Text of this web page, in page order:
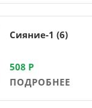
Сияние-1 (6)
508 Р
ПОДРОБНЕЕ